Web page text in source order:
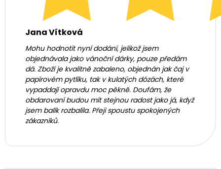
Jana Vítková
Mohu hodnotit nyní dodání, jelikož jsem
objednávala jako vánoční dárky, pouze předám
dá. Zboží je kvalitně zabaleno, objednán jak čaj v
papírovém pytlíku, tak v kulatých dózách, které
vypaddají opravdu moc pěkně. Doufám, že
obdarovaní budou mít stejnou radost jako já, když
jsem balík rozbalila. Přeji spoustu spokojených
zákazníků.